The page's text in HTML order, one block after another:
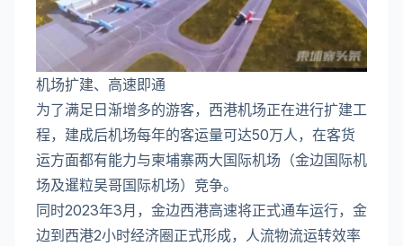
机场扩建、高速即通
为了满足日渐增多的游客，西港机场正在进行扩建工
程，建成后机场每年的客运量可达50万人，在客货
运方面都有能力与柬埔寨两大国际机场（金边国际机
场及暹粒吴哥国际机场）竞争。
同时2023年3月，金边西港高速将正式通车运行，金
边到西港2小时经济圈正式形成，人流物流运转效率